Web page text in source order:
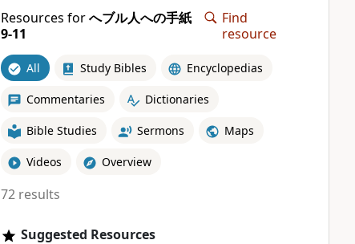
Resources forへブル人への手紙
9-11
Find
resource
All Study Bibles Encyclopedias
Commentaries Dictionaries
Bible Studies Sermons Maps
Videos Overview
72 results
Suggested Resources